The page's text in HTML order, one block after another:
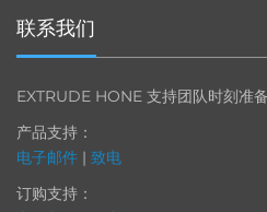
联系我们
EXTRUDE HONE 支持团队时刻准备
产品支持：
电子邮件 | 致电
订购支持：